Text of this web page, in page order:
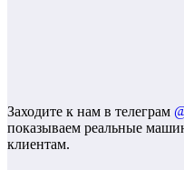
Заходите к нам в телеграм
показываем реальные
клиентам.